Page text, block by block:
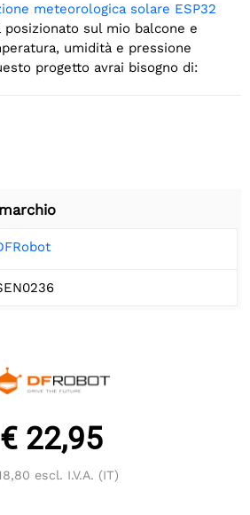
meteorologica solare ESP32
posizionato sul mio balcone e
umidità e pressione
progetto avrai bisogno di:
€ 22,95
escl. I.V.A. (IT)